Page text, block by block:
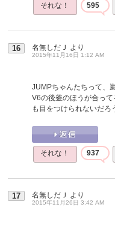
それな！ 595
16 名無しだＪ より
2015年11月16日 1:12 AM
JUMPちゃんたちって、
V6の後釜のほうが合っ
も目をつけられないだろ
それな！ 937
17 名無しだＪ より
2015年11月26日 3:42 AM